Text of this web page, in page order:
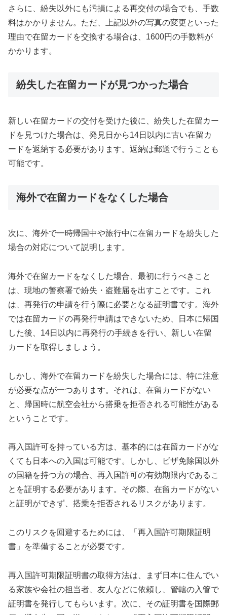
さらに、紛失以外にも汚損による再交付の場合でも、手数
料はかかりません。ただ、上記以外の写真の変更といった
理由で在留カードを交換する場合は、1600円の手数料が
かかります。
紛失した在留カードが見つかった場合
新しい在留カードの交付を受けた後に、紛失した在留カー
ドを見つけた場合は、発見日から14日以内に古い在留カ
ードを返納する必要があります。返納は郵送で行うことも
可能です。
海外で在留カードをなくした場合
次に、海外で一時帰国中や旅行中に在留カードを紛失した
場合の対応について説明します。
海外で在留カードをなくした場合、最初に行うべきこと
は、現地の警察署で紛失・盗難届を出すことです。これ
は、再発行の申請を行う際に必要となる証明書です。海外
では在留カードの再発行申請はできないため、日本に帰国
した後、14日以内に再発行の手続きを行い、新しい在留
カードを取得しましょう。
しかし、海外で在留カードを紛失した場合には、特に注意
が必要な点が一つあります。それは、在留カードがない
と、帰国時に航空会社から搭乗を拒否される可能性がある
ということです。
再入国許可を持っている方は、基本的には在留カードがな
くても日本への入国は可能です。しかし、ビザ免除国以外
の国籍を持つ方の場合、再入国許可の有効期限内であるこ
とを証明する必要があります。その際、在留カードがない
と証明ができず、搭乗を拒否されるリスクがあります。
このリスクを回避するためには、「再入国許可期限証明
書」を準備することが必要です。
再入国許可期限証明書の取得方法は、まず日本に住んでい
る家族や会社の担当者、友人などに依頼し、管轄の入管で
証明書を発行してもらいます。次に、その証明書を国際郵